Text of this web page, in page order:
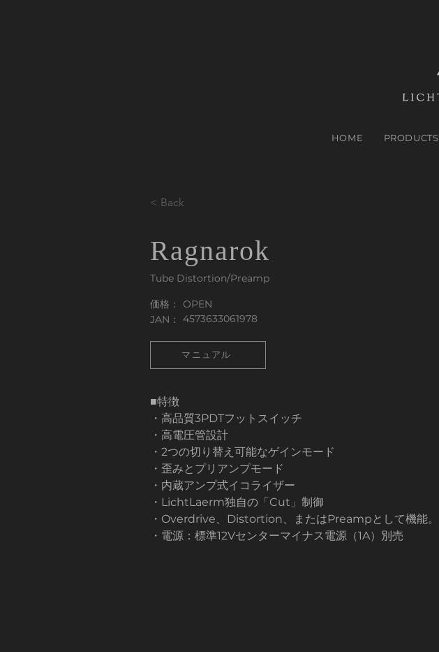
HOME PRODUCTS
< Back
Ragnarok
Tube Distortion/Preamp
価格：
OPEN
JAN：
4573633061978
マニュアル
■特徴
・高品質3PDTフットスイッチ
・高電圧管設計
・2つの切り替え可能なゲインモード
・歪みとプリアンプモード
・内蔵アンプ式イコライザー
・LichtLaerm独自の「Cut」制御
・Overdrive、Distortion、またはPreampとして機能。
・電源：標準12Vセンターマイナス電源（1A）別売